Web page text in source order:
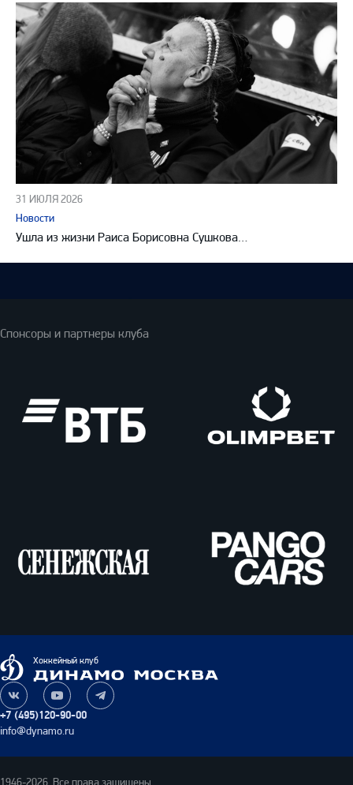
31 ИЮЛЯ 2026
Новости
Ушла из жизни Раиса Борисовна Сушкова…
Спонсоры и партнеры клуба
Cars
Динамо
Москва
Хоккейный клуб
+7 (495)120-90-00
info@dynamo.ru
Наша
группа
ВКонтакте
Наш
канал
на
Наш
канал